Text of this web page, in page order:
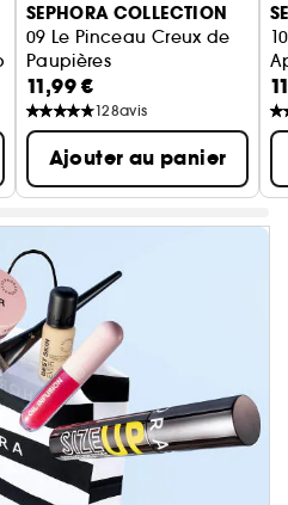
SEPHORA COLLECTION
09 Le Pinceau Creux de
Paupières
Application intuitive, fini
11,99 €
128avis
Ajouter au panier